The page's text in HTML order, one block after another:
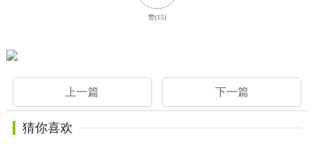
赞(15)
下一篇
上一篇
猜你喜欢